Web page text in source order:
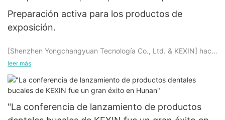
Preparación activa para los productos de
exposición.
[Shenzhen Yongchangyuan Tecnología Co., Ltd. & KEXIN] hace
todo lo posible para prepararse para la próxima exposición de
departamentos trabajan juntos para seleccionar y optimizar
cuidadosamente los productos, esforzarse por presentarlos
perfectamente en la exposición y lograr buenos resultados.
leer más
"La conferencia de lanzamiento de productos